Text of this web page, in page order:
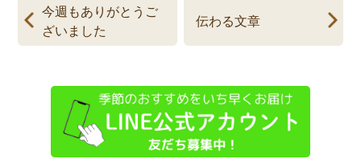
今週もありがとうご
ざいました
伝わる文章